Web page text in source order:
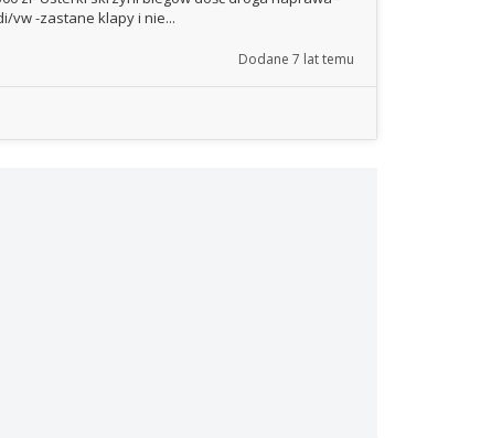
vw -zastane klapy i nie...
Dodane 7 lat temu